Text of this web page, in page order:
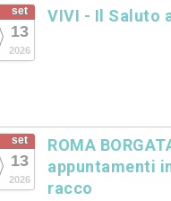
set
13
2026
VIVI - Il Saluto
set
13
2026
ROMA
appuntamenti
racco